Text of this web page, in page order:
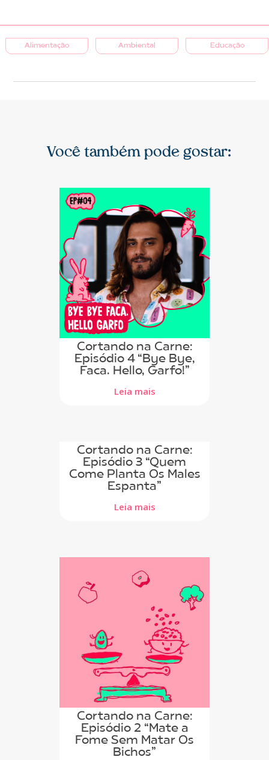
Alimentação Ambiental Educação
Você também pode gostar:
Cortando na Carne:
Episódio 4 “Bye Bye,
Faca. Hello, Garfo!”
Leia mais
Cortando na Carne:
Episódio 3 “Quem
Come Planta Os Males
Espanta”
Leia mais
Cortando na Carne:
Episódio 2 “Mate a
Fome Sem Matar Os
Bichos”